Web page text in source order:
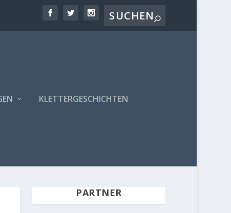
KLETTERGESCHICHTEN
PARTNER